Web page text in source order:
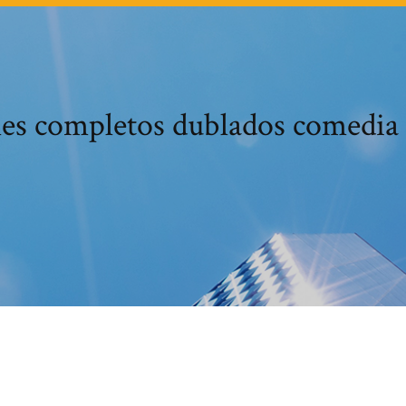
completos dublados comedia